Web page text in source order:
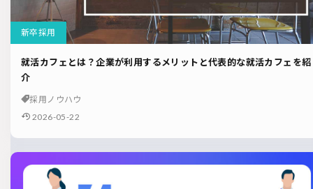
新卒採用
就活カフェとは？企業が利用するメリットと代表的な就活カフェを紹
介
採用ノウハウ
2026-05-22